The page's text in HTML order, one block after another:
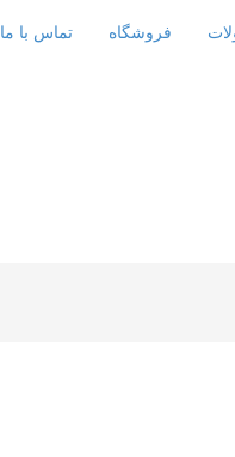
فروشگاه تماس با ما